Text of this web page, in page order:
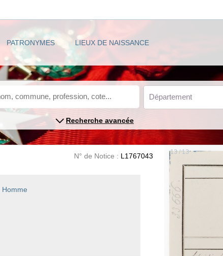
PATRONYMES LIEUX DE NAISSANCE
Département
Recherche avancée
N° de Notice : L1767043
Homme
13 / 13